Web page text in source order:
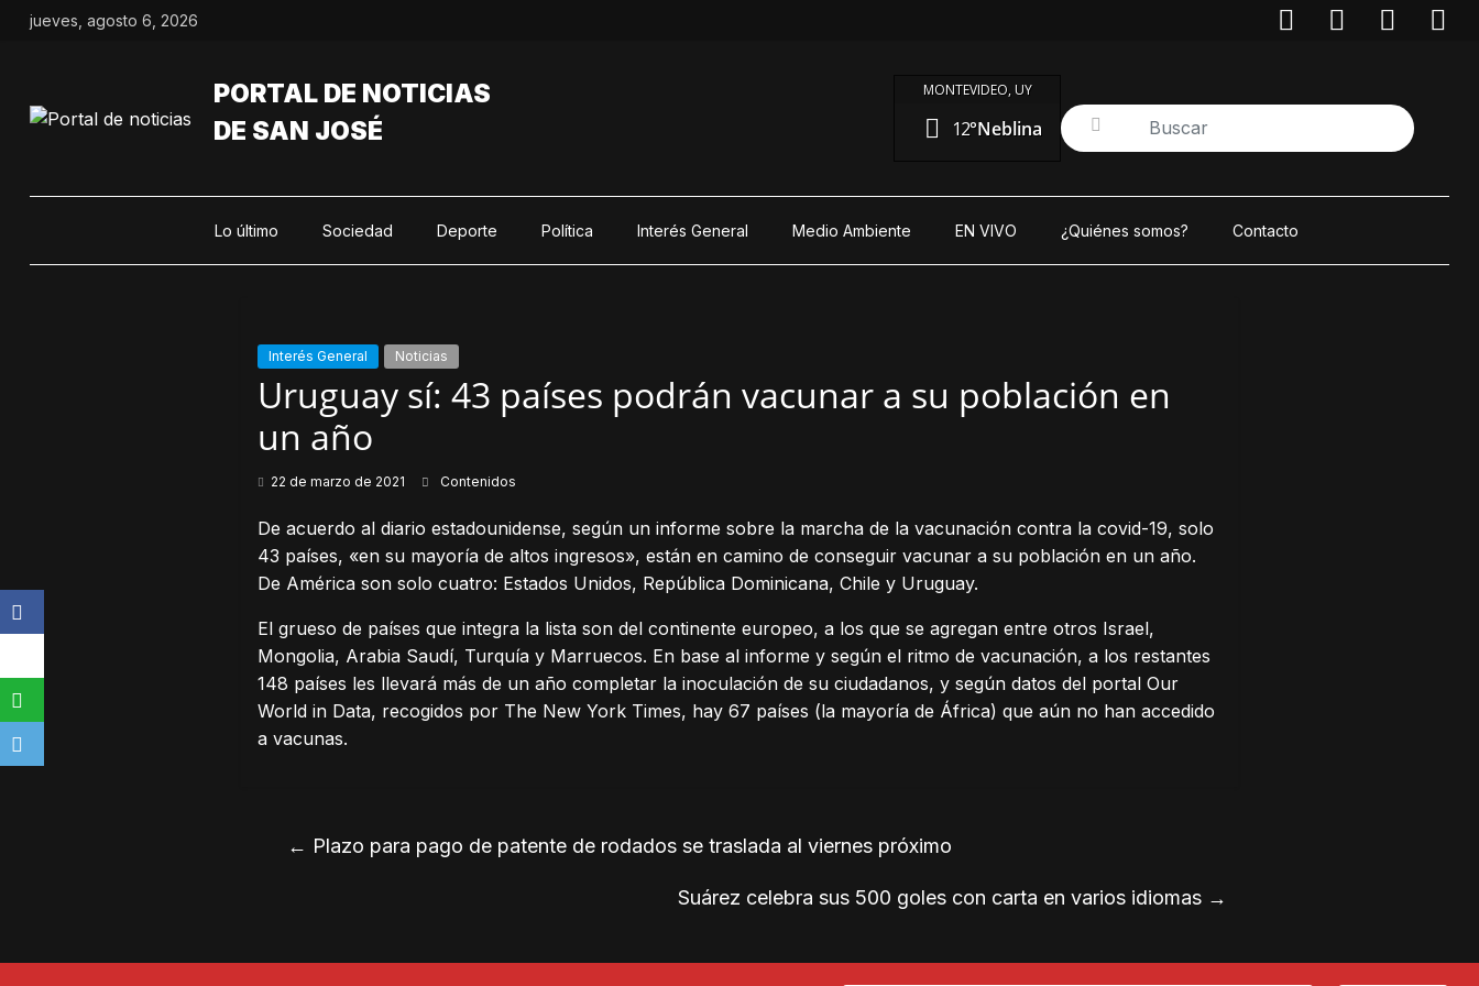
Saltarjueves, agosto 6, 2026
PORTAL DE NOTICIAS
DE SAN JOSÉ
MONTEVIDEO, UY
12°Neblina
Lo último Sociedad Deporte Política Interés General Medio Ambiente EN VIVO ¿Quiénes somos? Contacto
Interés General Noticias
Uruguay sí: 43 países podrán vacunar a su población en
un año
22 de marzo de 2021 Contenidos
De acuerdo al diario estadounidense, según un informe sobre la marcha de la vacunación contra la covid-19, solo
43 países, «en su mayoría de altos ingresos», están en camino de conseguir vacunar a su población en un año.
De América son solo cuatro: Estados Unidos, República Dominicana, Chile y Uruguay.
El grueso de países que integra la lista son del continente europeo, a los que se agregan entre otros Israel,
Mongolia, Arabia Saudí, Turquía y Marruecos. En base al informe y según el ritmo de vacunación, a los restantes
148 países les llevará más de un año completar la inoculación de su ciudadanos, y según datos del portal Our
World in Data, recogidos por The New York Times, hay 67 países (la mayoría de África) que aún no han accedido
a vacunas.
← Plazo para pago de patente de rodados se traslada al viernes próximo
Suárez celebra sus 500 goles con carta en varios idiomas →